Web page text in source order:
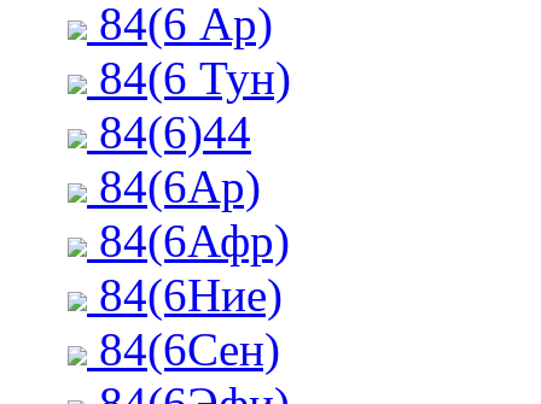
84(6 Ар)
84(6 Тун)
84(6)44
84(6Ар)
84(6Афр)
84(6Ние)
84(6Сен)